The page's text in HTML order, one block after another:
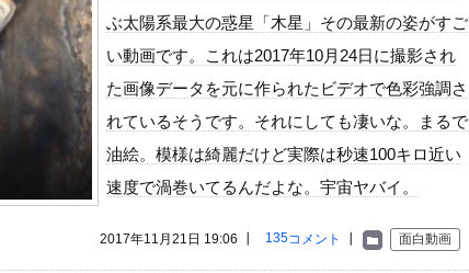
床するまで即ハメしたい女子選べwwwwwwww
咽び泣くｗｗｗ
えて
感想 再び集まる5人！最後のCR...
だけどどれがいいかな！？w
ったら野生の炊飯器で草 ほか
るおっぱいポロリ動画、何故か叩かれる・・・
ぶ太陽系最大の惑星「木星」その最新の姿がすご
い動画です。これは2017年10月24日に撮影され
た画像データを元に作られたビデオで色彩強調さ
れているそうです。それにしても凄いな。まるで
油絵。模様は綺麗だけど実際は秒速100キロ近い
速度で渦巻いてるんだよな。宇宙ヤバイ。
面白動画
135コメント
2017年11月21日 19:06 ┃